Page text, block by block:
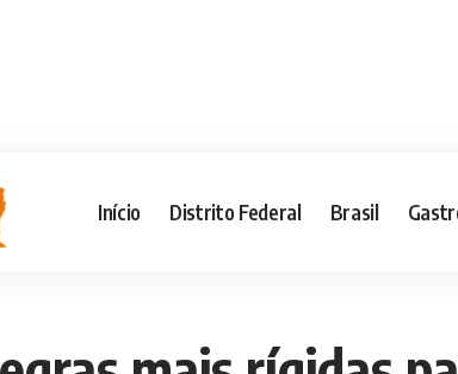
Início Distrito Federal Brasil